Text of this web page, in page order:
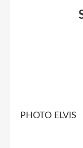
PHOTO ELVIS